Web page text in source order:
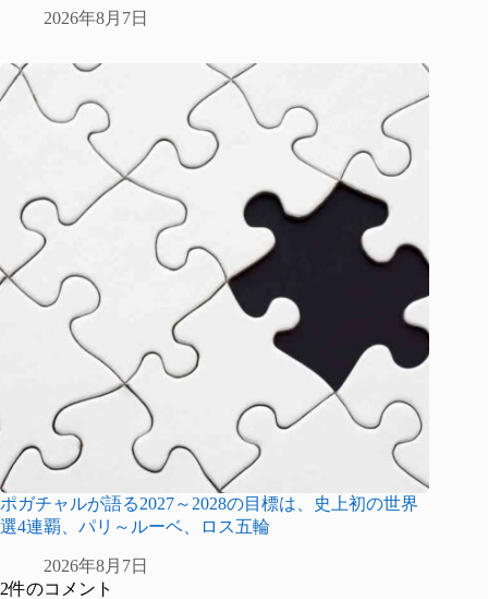
2026年8月7日
ポガチャルが語る2027～2028の目標は、史上初の世界
選4連覇、パリ～ルーベ、ロス五輪
2026年8月7日
2件のコメント